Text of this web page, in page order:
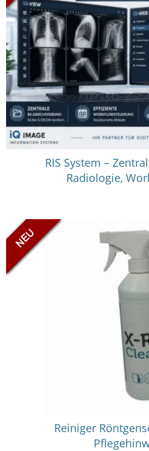
RIS System –
Radiologie,
in vielen
Reiniger